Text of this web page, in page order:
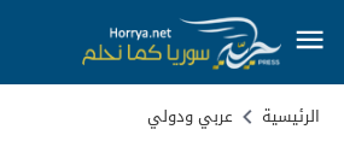
الرئيسية عربي ودولي